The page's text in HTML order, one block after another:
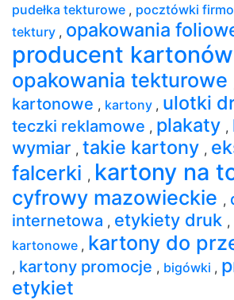
pudełka tekturowe , pocztówki
tektury , opakowania
producent kartonów
opakowania tekturowe
kartonowe , kartony , ulotki
teczki reklamowe , plakaty ,
wymiar , takie kartony ,
falcerki , kartony na
cyfrowy mazowieckie ,
internetowa , etykiety druk ,
kartonowe , kartony do
, kartony promocje , bigówki ,
etykiet